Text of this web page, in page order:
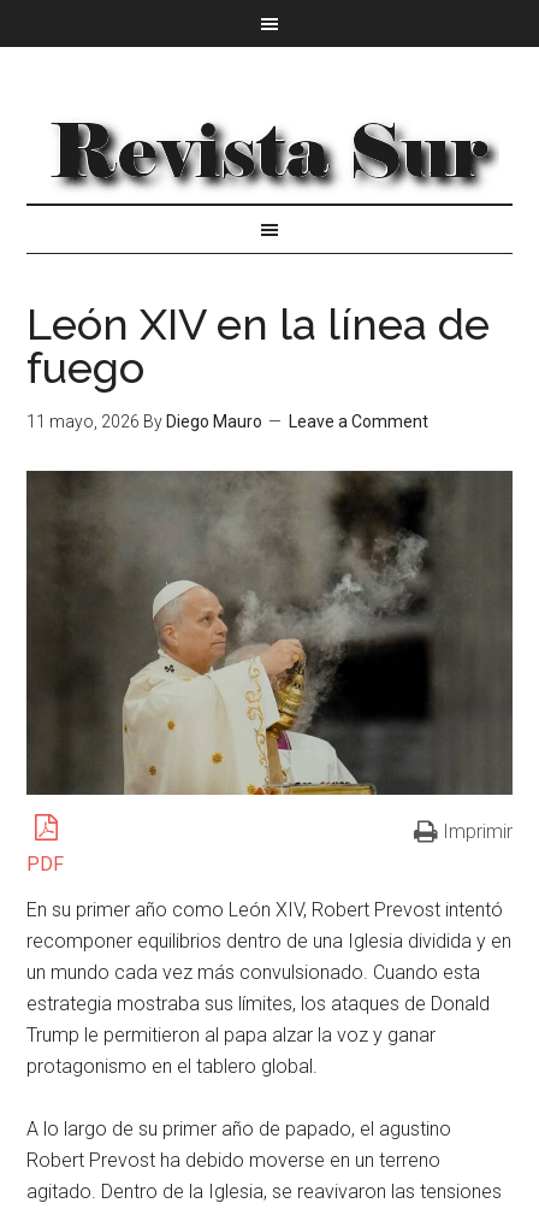
León XIV en la línea de
fuego
11 mayo, 2026 By Diego Mauro Leave a Comment
PDF
Imprimir
En su primer año como León XIV, Robert Prevost intentó
recomponer equilibrios dentro de una Iglesia dividida y en
un mundo cada vez más convulsionado. Cuando esta
estrategia mostraba sus límites, los ataques de Donald
Trump le permitieron al papa alzar la voz y ganar
protagonismo en el tablero global.
A lo largo de su primer año de papado, el agustino
Robert Prevost ha debido moverse en un terreno
agitado. Dentro de la Iglesia, se reavivaron las tensiones